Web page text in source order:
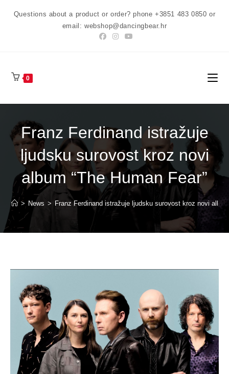
Questions about a product or order? phone +3851 483 0850 or
email: webshop@dancingbear.hr
0
Franz Ferdinand istražuje
ljudsku surovost kroz novi
album “The Human Fear”
> News > Franz Ferdinand istražuje ljudsku surovost kroz novi